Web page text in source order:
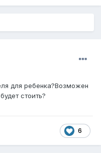
для ребенка?Возможен
стоить?
6